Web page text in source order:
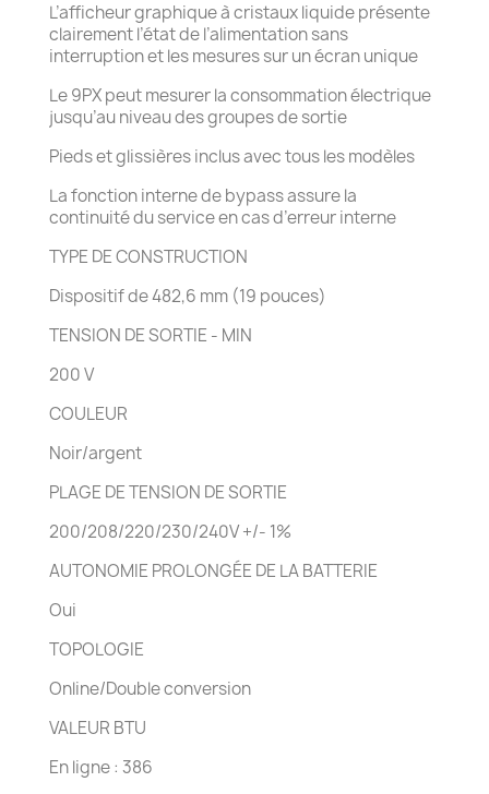
L’afficheur graphique à cristaux liquide présente
clairement l’état de l’alimentation sans
interruption et les mesures sur un écran unique
Le 9PX peut mesurer la consommation électrique
jusqu’au niveau des groupes de sortie
Pieds et glissières inclus avec tous les modèles
La fonction interne de bypass assure la
continuité du service en cas d’erreur interne
TYPE DE CONSTRUCTION
Dispositif de 482,6 mm (19 pouces)
TENSION DE SORTIE - MIN
200 V
COULEUR
Noir/argent
PLAGE DE TENSION DE SORTIE
200/208/220/230/240V +/- 1%
AUTONOMIE PROLONGÉE DE LA BATTERIE
Oui
TOPOLOGIE
Online/Double conversion
VALEUR BTU
En ligne : 386